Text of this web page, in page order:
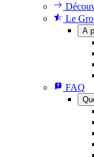
Le
A
FAQ